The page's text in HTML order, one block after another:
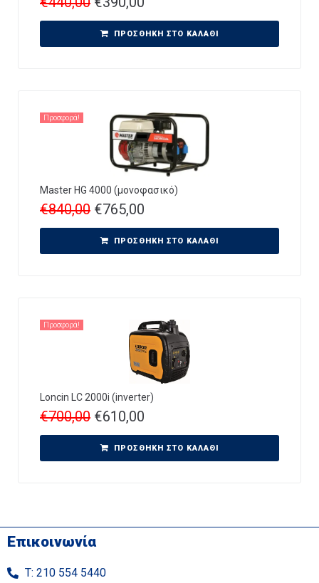
ΠΡΟΣΘΉΚΗ ΣΤΟ ΚΑΛΆΘΙ
Προσφορά!
Master HG 4000 (μονοφασικό)
€840,00 €765,00
ΠΡΟΣΘΉΚΗ ΣΤΟ ΚΑΛΆΘΙ
Προσφορά!
Loncin LC 2000i (inverter)
€700,00 €610,00
ΠΡΟΣΘΉΚΗ ΣΤΟ ΚΑΛΆΘΙ
Επικοινωνία
Τ: 210 554 5440